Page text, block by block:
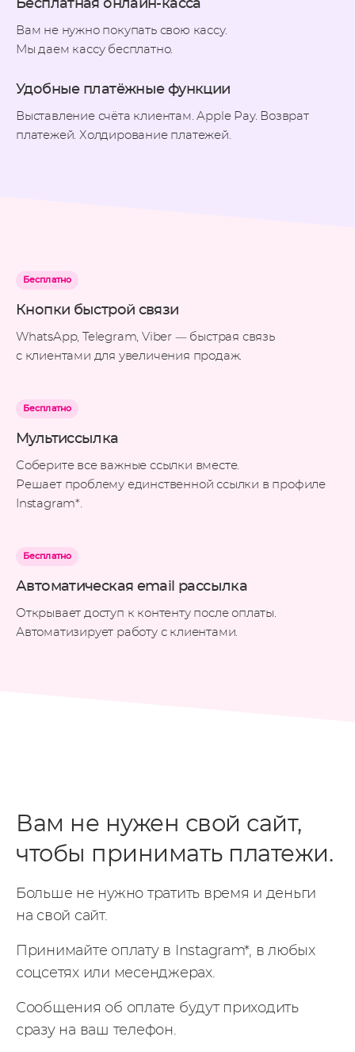
Бесплатная онлайн-касса
Вам не нужно покупать свою кассу.
Мы даем кассу бесплатно.
Удобные платёжные функции
Выставление счёта клиентам. Apple Pay. Возврат
платежей. Холдирование платежей.
Бесплатно
Кнопки быстрой связи
WhatsApp, Telegram, Viber — быстрая связь
с клиентами для увеличения продаж.
Бесплатно
Мультиссылка
Соберите все важные ссылки вместе.
Решает проблему единственной ссылки в профиле
Instagram*.
Бесплатно
Автоматическая email рассылка
Открывает доступ к контенту после оплаты.
Автоматизирует работу с клиентами.
Вам не нужен свой сайт,
чтобы принимать платежи.
Больше не нужно тратить время и деньги
на свой сайт.
Принимайте оплату в Instagram*, в любых
соцсетях или месенджерах.
Сообщения об оплате будут приходить
сразу на ваш телефон.